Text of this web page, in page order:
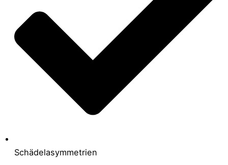
Schädelasymmetrien